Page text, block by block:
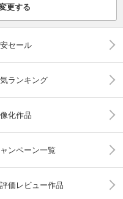
更する
セール
ランキング
化作品
ンペーン一覧
価レビュー作品